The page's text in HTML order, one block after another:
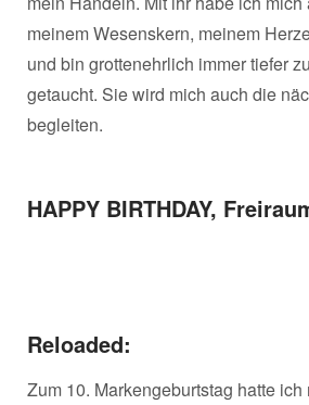
meinem Wesenskern, meinem
und bin grottenehrlich immer tiefer
getaucht. Sie wird mich auch die
begleiten.
HAPPY BIRTHDAY,
Reloaded:
Zum 10. Markengeburtstag hatte